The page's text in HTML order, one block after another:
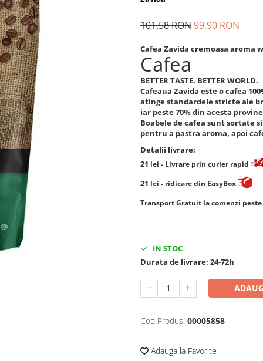
101,58 RON99,90 RON
Cafea Zavida cremoasa aroma
Cafea
BETTER TASTE. BETTER WORLD.
Cafeaua Zavida este o cafea
atinge standardele stricte ale
iar peste 70% din acesta
Boabele de cafea sunt sortate
pentru a pastra aroma, apoi
Detalii livrare:
21 lei - Livrare prin curier rapid
21 lei - ridicare din EasyBox
​​​​​​Transport Gratuit la comenzi
IN STOC
Durata de livrare: 24-72h
Cod Produs: 00005858
Adauga la Favorite